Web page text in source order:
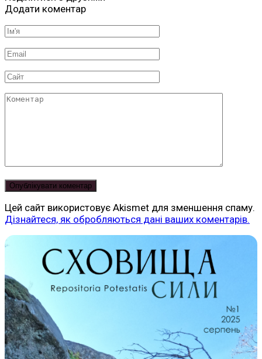
Додати коментар
Ім'я
*
Email
*
Сайт
Коментар
Цей сайт використовує Akismet для зменшення спаму.
Дізнайтеся, як обробляються дані ваших коментарів.